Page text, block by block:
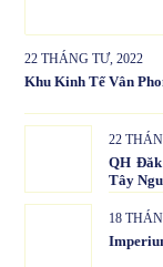
22 THÁNG TƯ, 2022
Khu Kinh Tế Vân
22
QH
Tây
18